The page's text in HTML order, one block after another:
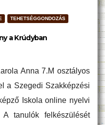
TEHETSÉGGONDOZÁS
a Krúdyban
Anna 7.M osztályos
a Szegedi Szakképzési
Iskola online nyelvi
tanulók felkészülését